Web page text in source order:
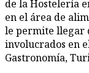
de la Hostelería
en el área de
le permite llegar
involucrados en
Gastronomía,